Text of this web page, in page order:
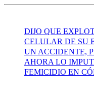
DIJO QUE
CELULAR DE SU
UN ACCIDENTE,
AHORA LO
FEMICIDIO EN